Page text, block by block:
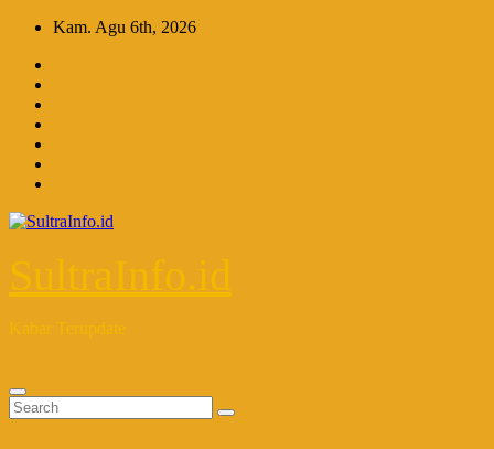
Skip
content
Kam. Agu 6th, 2026
SultraInfo.id
Kabar Terupdate